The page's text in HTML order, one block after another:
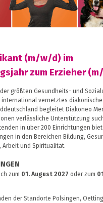
(m/w/d) im
zum Erzieher
größten Gesundheits- und
international vernetztes
begleitet Diakoneo
verlässliche Unterstützung
in über 200 Einrichtungen
in den Bereichen Bildung,
Arbeit und Spiritualität.
zum 01. August 2027 oder zum
der Standorte Polsingen,